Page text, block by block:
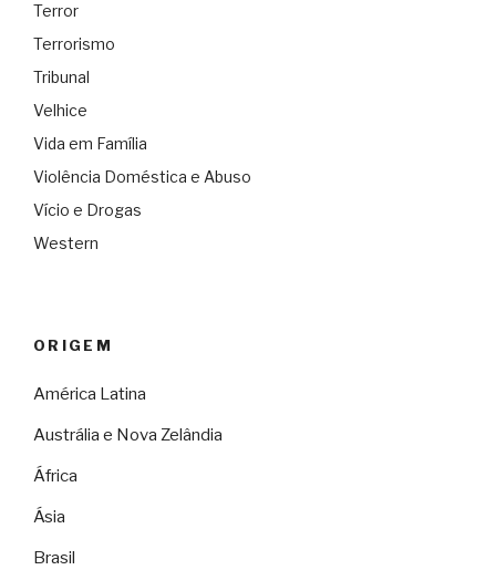
Terror
Terrorismo
Tribunal
Velhice
Vida em Família
Violência Doméstica e Abuso
Vício e Drogas
Western
ORIGEM
América Latina
Austrália e Nova Zelândia
África
Ásia
Brasil